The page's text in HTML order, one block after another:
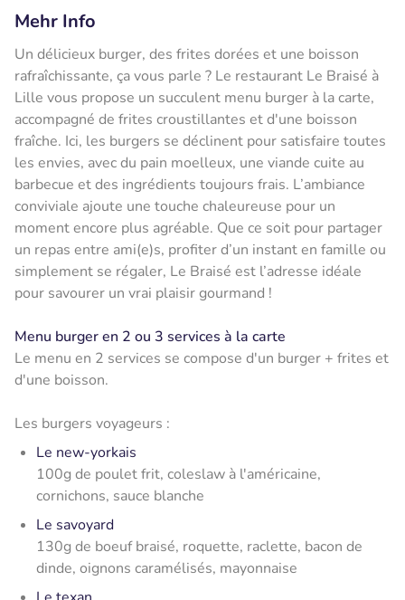
Mehr Info
Un délicieux burger, des frites dorées et une boisson
rafraîchissante, ça vous parle ? Le restaurant Le Braisé à
Lille vous propose un succulent menu burger à la carte,
accompagné de frites croustillantes et d'une boisson
fraîche. Ici, les burgers se déclinent pour satisfaire toutes
les envies, avec du pain moelleux, une viande cuite au
barbecue et des ingrédients toujours frais. L’ambiance
conviviale ajoute une touche chaleureuse pour un
moment encore plus agréable. Que ce soit pour partager
un repas entre ami(e)s, profiter d’un instant en famille ou
simplement se régaler, Le Braisé est l’adresse idéale
pour savourer un vrai plaisir gourmand !
Menu burger en 2 ou 3 services à la carte
Le menu en 2 services se compose d'un burger + frites et
d'une boisson.
Les burgers voyageurs :
Le new-yorkais
100g de poulet frit, coleslaw à l'américaine,
cornichons, sauce blanche
Le savoyard
130g de boeuf braisé, roquette, raclette, bacon de
dinde, oignons caramélisés, mayonnaise